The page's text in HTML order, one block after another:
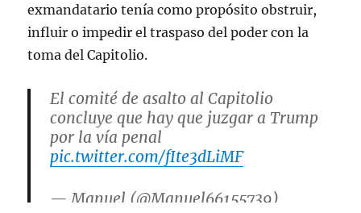
exmandatario tenía como propósito obstruir,
influir o impedir el traspaso del poder con la
toma del Capitolio.
El comité de asalto al Capitolio
concluye que hay que juzgar a Trump
por la vía penal
pic.twitter.com/fIte3dLiMF
— Manuel (@Manuel66155739)